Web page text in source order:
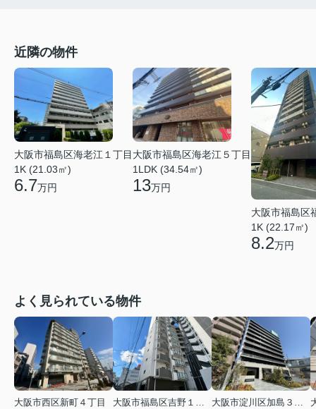
近隣の物件
大阪市福島区海老江１丁目
1K (21.03㎡)
6.7万円
大阪市福島区海老江５丁目
1LDK (34.54㎡)
13万円
大阪市福島区
1K (22.17㎡)
8.2万円
よく見られている物件
大阪市西区新町４丁目